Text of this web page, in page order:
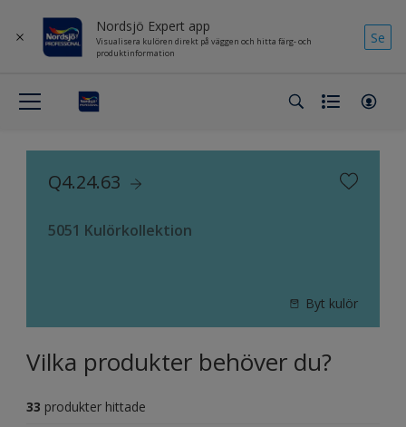
Nordsjö Expert app
Visualisera kulören direkt på väggen och hitta färg- och
produktinformation
Se
Q4.24.63
5051 Kulörkollektion
Byt kulör
Vilka produkter behöver du?
33 produkter hittade